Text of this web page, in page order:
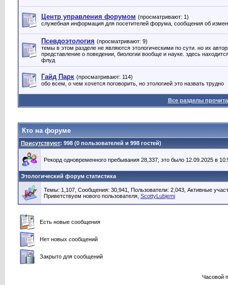
Центр управления форумом (просматривают: 1)
служебная информация для посетителей форума, сообщения об
Псевдоэтология (просматривают: 9)
темы в этом разделе не являются этологическими по сути. но их
представление о поведении, биологии вообще и науке. здесь
флуд
Гайд Парк (просматривают: 114)
обо всем, о чем хочется поговорить, но этологией это назвать трудно
Все разделы
Кто на форуме
Присутствуют: 998 (0 пользователей и 998 гостей)
Рекорд одновременного пребывания 28,337, это было 12.09.2025 в
Этологический форум статистика
Темы: 1,107, Сообщения: 30,941, Пользователи: 2,043, Активные
Приветствуем нового пользователя, ScottyLubjemi
Есть новые сообщения
Нет новых сообщений
Закрыто для сообщений
Часовой